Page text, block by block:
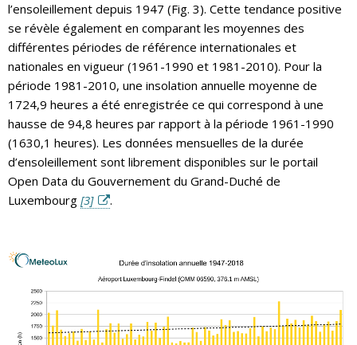
l’ensoleillement depuis 1947 (Fig. 3). Cette tendance positive
se révèle également en comparant les moyennes des
différentes périodes de référence internationales et
nationales en vigueur (1961-1990 et 1981-2010). Pour la
période 1981-2010, une insolation annuelle moyenne de
1724,9 heures a été enregistrée ce qui correspond à une
hausse de 94,8 heures par rapport à la période 1961-1990
(1630,1 heures). Les données mensuelles de la durée
d’ensoleillement sont librement disponibles sur le portail
Open Data du Gouvernement du Grand-Duché de
Luxembourg [3] .